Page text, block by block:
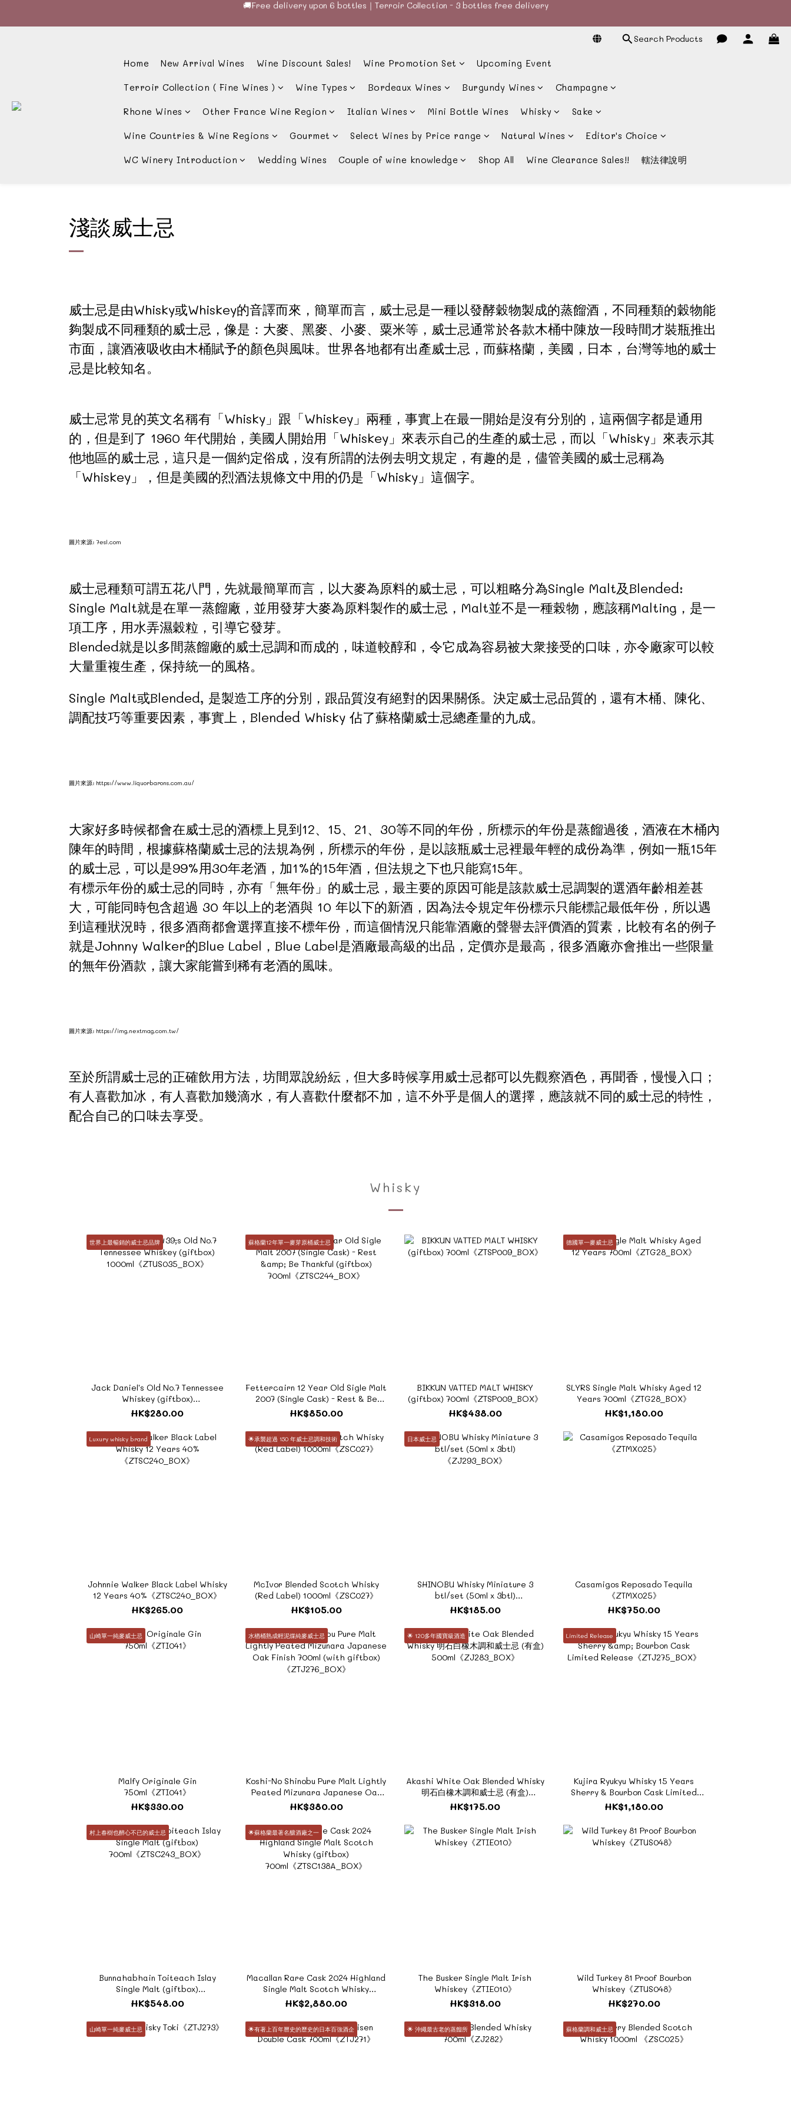
🚚Free delivery upon 6 bottles｜Terroir Collection - 3 bottles free delivery
🍷酒款、優惠經常更新，請時刻追蹤我地😊｜🤵👰Wine Couple 你的最佳婚宴酒酒商
Search Products
Home New Arrival Wines Wine Discount Sales! Wine Promotion Set Upcoming Event
Terroir Collection ( Fine Wines ) Wine Types Bordeaux Wines Burgundy Wines Champagne
Rhone Wines Other France Wine Region Italian Wines Mini Bottle Wines Whisky Sake
Wine Countries & Wine Regions Gourmet Select Wines by Price range Natural Wines Editor's Choice
WC Winery Introduction Wedding Wines Couple of wine knowledge Shop All Wine Clearance Sales!! 轄法律說明
淺談威士忌
威士忌是由Whisky或Whiskey的音譯而來，簡單而言，威士忌是一種以發酵穀物製成的蒸餾酒，不同種類的穀物能
夠製成不同種類的威士忌，像是：大麥、黑麥、小麥、粟米等，威士忌通常於各款木桶中陳放一段時間才裝瓶推出
市面，讓酒液吸收由木桶賦予的顏色與風味。世界各地都有出產威士忌，而蘇格蘭，美國，日本，台灣等地的威士
忌是比較知名。
威士忌常見的英文名稱有「Whisky」跟「Whiskey」兩種，事實上在最一開始是沒有分別的，這兩個字都是通用
的，但是到了 1960 年代開始，美國人開始用「Whiskey」來表示自己的生產的威士忌，而以「Whisky」來表示其
他地區的威士忌，這只是一個約定俗成，沒有所謂的法例去明文規定，有趣的是，儘管美國的威士忌稱為
「Whiskey」，但是美國的烈酒法規條文中用的仍是「Whisky」這個字。
圖片來源: 7esl.com
威士忌種類可謂五花八門，先就最簡單而言，以大麥為原料的威士忌，可以粗略分為Single Malt及Blended:
Single Malt就是在單一蒸餾廠，並用發芽大麥為原料製作的威士忌，Malt並不是一種榖物，應該稱Malting，是一
項工序，用水弄濕穀粒，引導它發芽。
Blended就是以多間蒸餾廠的威士忌調和而成的，味道較醇和，令它成為容易被大衆接受的口味，亦令廠家可以較
大量重複生產，保持統一的風格。
Single Malt或Blended, 是製造工序的分別，跟品質沒有絕對的因果關係。決定威士忌品質的，還有木桶、陳化、
調配技巧等重要因素，事實上，Blended Whisky 佔了蘇格蘭威士忌總產量的九成。
圖片來源: https://www.liquorbarons.com.au/
大家好多時候都會在威士忌的酒標上見到12、15、21、30等不同的年份，所標示的年份是蒸餾過後，酒液在木桶內
陳年的時間，根據蘇格蘭威士忌的法規為例，所標示的年份，是以該瓶威士忌裡最年輕的成份為準，例如一瓶15年
的威士忌，可以是99%用30年老酒，加1%的15年酒，但法規之下也只能寫15年。
有標示年份的威士忌的同時，亦有「無年份」的威士忌，最主要的原因可能是該款威士忌調製的選酒年齡相差甚
大，可能同時包含超過 30 年以上的老酒與 10 年以下的新酒，因為法令規定年份標示只能標記最低年份，所以遇
到這種狀況時，很多酒商都會選擇直接不標年份，而這個情況只能靠酒廠的聲譽去評價酒的質素，比較有名的例子
就是Johnny Walker的Blue Label，Blue Label是酒廠最高級的出品，定價亦是最高，很多酒廠亦會推出一些限量
的無年份酒款，讓大家能嘗到稀有老酒的風味。
圖片來源: https://img.nextmag.com.tw/
至於所謂威士忌的正確飲用方法，坊間眾說紛紜，但大多時候享用威士忌都可以先觀察酒色，再聞香，慢慢入口；
有人喜歡加冰，有人喜歡加幾滴水，有人喜歡什麼都不加，這不外乎是個人的選擇，應該就不同的威士忌的特性，
配合自己的口味去享受。
Whisky
世界上最暢銷的威士忌品牌
Jack Daniel's Old No.7 Tennessee
Whiskey (giftbox)
1000ml《ZTUS035_BOX》
HK$280.00
蘇格蘭12年單一麥芽原桶威士忌
Fettercairn 12 Year Old Sigle Malt
2007 (Single Cask) - Rest & Be
Thankful (giftbox)
700ml《ZTSC244_BOX》
HK$850.00
BIKKUN VATTED MALT WHISKY
(giftbox) 700ml《ZTSP009_BOX》
HK$438.00
德國單一麥威士忌
SLYRS Single Malt Whisky Aged 12
Years 700ml《ZTG28_BOX》
HK$1,180.00
Luxury whisky brand
Johnnie Walker Black Label Whisky
12 Years 40%《ZTSC240_BOX》
HK$265.00
🌟承襲超過 150 年威士忌調和技術
McIvor Blended Scotch Whisky
(Red Label) 1000ml《ZSC027》
HK$105.00
日本威士忌
SHINOBU Whisky Miniature 3
btl/set (50ml x 3btl)
《ZJ293_BOX》
HK$185.00
Casamigos Reposado Tequila
《ZTMX025》
HK$750.00
山崎單一純麥威士忌
Malfy Originale Gin
750ml《ZTI041》
HK$330.00
水楢桶熟成輕泥煤純麥威士忌
Koshi-No Shinobu Pure Malt Lightly
Peated Mizunara Japanese Oak
Finish 700ml (with giftbox)
《ZTJ276_BOX》
HK$380.00
🌟 120多年國寶級酒造
Akashi White Oak Blended Whisky
明石白橡木調和威士忌 (有盒)
500ml《ZJ283_BOX》
HK$175.00
Limited Release
Kujira Ryukyu Whisky 15 Years
Sherry & Bourbon Cask Limited
Release《ZTJ275_BOX》
HK$1,180.00
村上春樹也醉心不已的威士忌
Bunnahabhain Toiteach Islay
Single Malt (giftbox)
700ml《ZTSC243_BOX》
HK$548.00
🌟蘇格蘭最著名釀酒廠之一
Macallan Rare Cask 2024 Highland
Single Malt Scotch Whisky
(giftbox) 700ml《ZTSC138A_BOX》
HK$2,880.00
The Busker Single Malt Irish
Whiskey《ZTIE010》
HK$318.00
Wild Turkey 81 Proof Bourbon
Whiskey《ZTUS048》
HK$270.00
山崎單一純麥威士忌 🌟有著上百年曆史的歷史的日本百強酒企 🌟 沖繩最古老的蒸餾所 蘇格蘭調和威士忌